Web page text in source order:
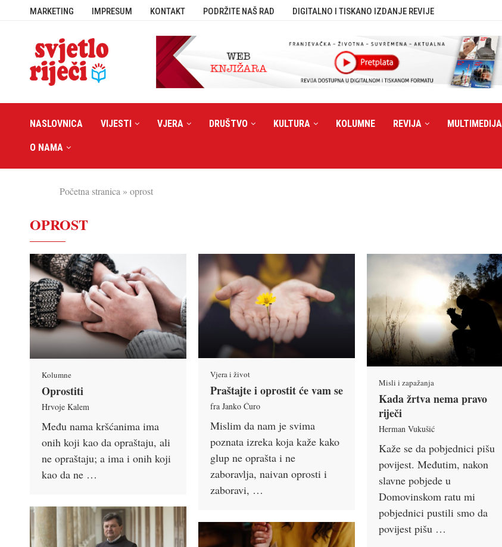
MARKETING IMPRESUM KONTAKT PODRŽITE NAŠ RAD DIGITALNO I TISKANO IZDANJE REVIJE
NASLOVNICA VIJESTI VJERA DRUŠTVO KULTURA KOLUMNE REVIJA MULTIMEDIJA
O NAMA
Početna stranica » oprost
OPROST
Kolumne
Oprostiti
Hrvoje Kalem
Među nama kršćanima ima
onih koji kao da opraštaju, ali
ne opraštaju; a ima i onih koji
kao da ne …
Vjera i život
Praštajte i oprostit će vam se
fra Janko Ćuro
Mislim da nam je svima
poznata izreka koja kaže kako
glup ne oprašta i ne
zaboravlja, naivan oprosti i
zaboravi, …
Misli i zapažanja
Kada žrtva nema pravo
riječi
Herman Vukušić
Kaže se da pobjednici pišu
povijest. Međutim, nakon
slavne pobjede u
Domovinskom ratu mi
pobjednici pustili smo da
povijest pišu …